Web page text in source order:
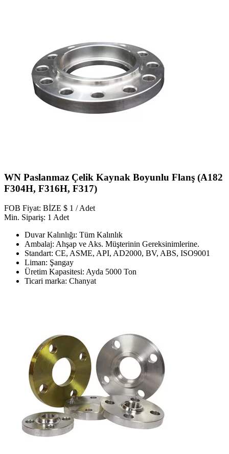
WN Paslanmaz Çelik Kaynak Boyunlu Flanş (A182
F304H, F316H, F317)
FOB Fiyat: BİZE $ 1 / Adet
Min. Sipariş: 1 Adet
Duvar Kalınlığı: Tüm Kalınlık
Ambalaj: Ahşap ve Aks. Müşterinin Gereksinimlerine.
Standart: CE, ASME, API, AD2000, BV, ABS, ISO9001
Liman: Şangay
Üretim Kapasitesi: Ayda 5000 Ton
Ticari marka: Chanyat